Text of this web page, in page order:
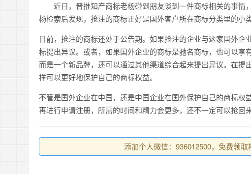
近日，普推知产商标老杨碰到朋友谈到一件商标相关的事情
杨检索后发现，抢注的商标正好是国外客户所在商标分类里的小类
目前，抢注的商标还处于公告期。如果抢注的企业与这家国外
标提出异议。或者，如果国外企业的商标是驰名商标，也可以享
而是一个新品牌，还可以通过其他渠道综合起来提出异议。在
样可以更好地保护自己的商标权益。
不管是国外企业在中国，还是中国企业在国外保护自己的商标
再进行申请注册，所需的时间和精力会更多，还不一定可以抢回来
添加个人微信：936012500，免费领取